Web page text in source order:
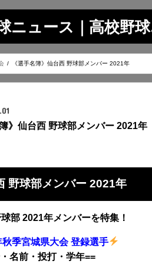
ニュース｜高校野
《選手名簿》仙台西 野球部メンバー 2021年
簿》仙台西 野球部メンバー 2021年
野球部メンバー 2021年
部 2021年メンバーを特集！
秋季宮城県大会 登録選手
名前・投打・学年==